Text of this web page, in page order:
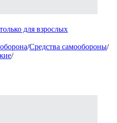
для взрослых
/Средства самообороны/
/